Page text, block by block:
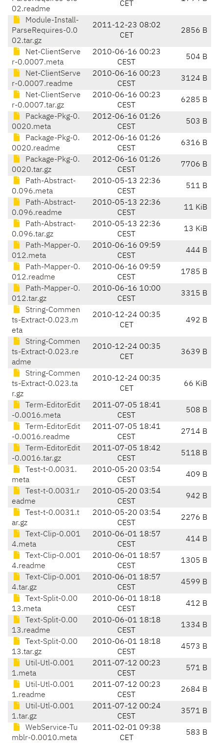
02.readme
CET
Module-Install-
ParseRequires-0.0
02.tar.gz
2011-12-23 08:02
CET
2856 B
Net-ClientServe
r-0.0007.meta
2010-06-16 00:23
CEST
504 B
Net-ClientServe
r-0.0007.readme
2010-06-16 00:23
CEST
3124 B
Net-ClientServe
r-0.0007.tar.gz
2010-06-16 00:23
CEST
6285 B
Package-Pkg-0.
0020.meta
2012-06-16 01:26
CEST
503 B
Package-Pkg-0.
0020.readme
2012-06-16 01:26
CEST
6316 B
Package-Pkg-0.
0020.tar.gz
2012-06-16 01:26
CEST
7706 B
Path-Abstract-
0.096.meta
2010-05-13 22:36
CEST
511 B
Path-Abstract-
0.096.readme
2010-05-13 22:36
CEST
11 KiB
Path-Abstract-
0.096.tar.gz
2010-05-13 22:36
CEST
13 KiB
Path-Mapper-0.
012.meta
2010-06-16 09:59
CEST
444 B
Path-Mapper-0.
012.readme
2010-06-16 09:59
CEST
1785 B
Path-Mapper-0.
012.tar.gz
2010-06-16 10:00
CEST
3315 B
String-Commen
ts-Extract-0.023.m
eta
2010-12-24 00:35
CET
492 B
String-Commen
ts-Extract-0.023.re
adme
2010-12-24 00:35
CET
3639 B
String-Commen
ts-Extract-0.023.ta
r.gz
2010-12-24 00:35
CET
66 KiB
Term-EditorEdit
-0.0016.meta
2011-07-05 18:41
CEST
508 B
Term-EditorEdit
-0.0016.readme
2011-07-05 18:41
CEST
2714 B
Term-EditorEdit
-0.0016.tar.gz
2011-07-05 18:42
CEST
5118 B
Test-t-0.0031.
meta
2010-05-20 03:54
CEST
409 B
Test-t-0.0031.r
eadme
2010-05-20 03:54
CEST
942 B
Test-t-0.0031.t
ar.gz
2010-05-20 03:54
CEST
2276 B
Text-Clip-0.001
4.meta
2010-06-01 18:57
CEST
414 B
Text-Clip-0.001
4.readme
2010-06-01 18:57
CEST
1305 B
Text-Clip-0.001
4.tar.gz
2010-06-01 18:57
CEST
4599 B
Text-Split-0.00
13.meta
2010-06-01 18:18
CEST
412 B
Text-Split-0.00
13.readme
2010-06-01 18:18
CEST
1334 B
Text-Split-0.00
13.tar.gz
2010-06-01 18:18
CEST
4573 B
Util-Utl-0.001
1.meta
2011-07-12 00:23
CEST
571 B
Util-Utl-0.001
1.readme
2011-07-12 00:23
CEST
2684 B
Util-Utl-0.001
1.tar.gz
2011-07-12 00:24
CEST
3571 B
WebService-Tu
mblr-0.0010.meta
2011-02-01 09:38
CET
583 B